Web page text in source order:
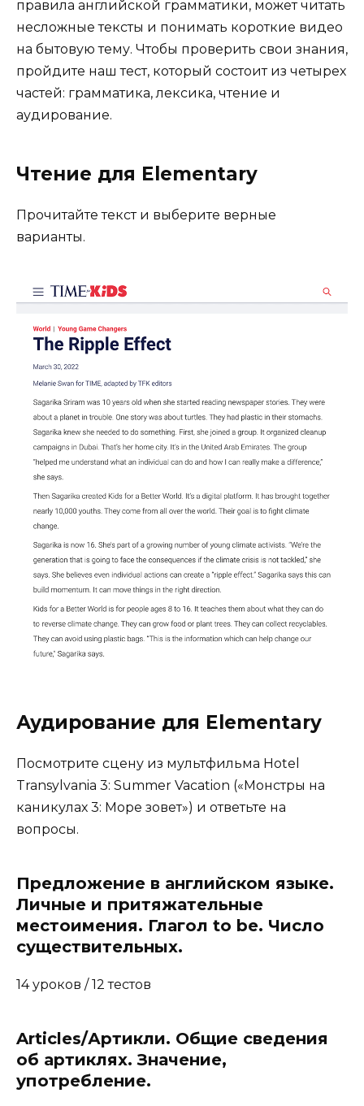
правила английской грамматики, может читать
несложные тексты и понимать короткие видео
на бытовую тему. Чтобы проверить свои знания,
пройдите наш тест, который состоит из четырех
частей: грамматика, лексика, чтение и
аудирование.
Чтение для Elementary
Прочитайте текст и выберите верные
варианты.
Аудирование для Elementary
Посмотрите сцену из мультфильма Hotel
Transylvania 3: Summer Vacation («Монстры на
каникулах 3: Море зовет») и ответьте на
вопросы.
Предложение в английском языке.
Личные и притяжательные
местоимения. Глагол to be. Число
существительных.
14 уроков / 12 тестов
Articles/Артикли. Общие сведения
об артиклях. Значение,
употребление.